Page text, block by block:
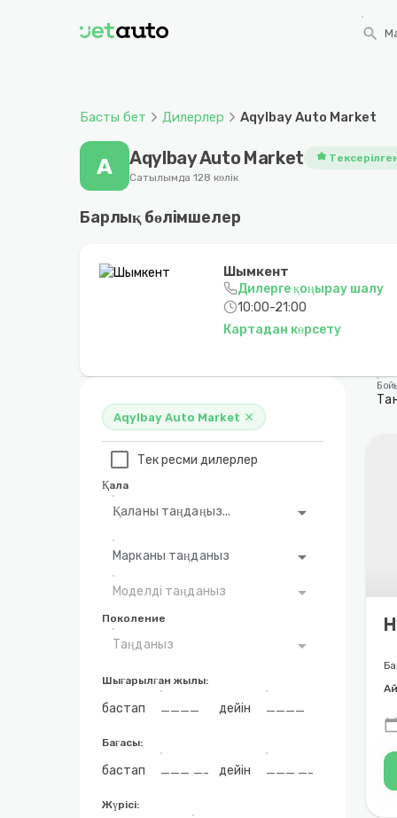
search
Басты бет Дилерлер Aqylbay Auto Market
A Aqylbay Auto Market
Сатылымда 128 көлік
Барлық бөлімшелер
Шымкент
Дилерге қоңырау шалу
10:00-21:00
Картадан көрсету
Aqylbay Auto Market close
Тек ресми дилерлер
Қала
Қаланы таңдаңыз... arrow_drop_down
Марканы таңданыз arrow_drop_down
Моделді таңданыз arrow_drop_down
Поколение
Таңданыз arrow_drop_down
Шығарылған жылы:
бастап дейін
Бағасы:
бастап дейін
Жүрісі: